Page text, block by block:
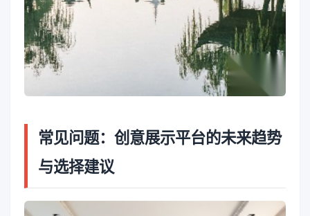
常见问题：创意展示平台的未来趋势
与选择建议